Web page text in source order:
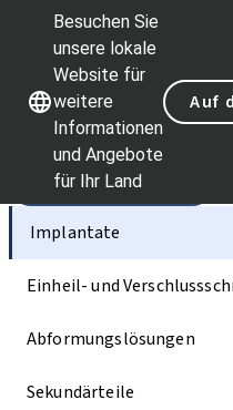
Besuchen Sie
unsere lokale
Website für
weitere
Informationen
und Angebote
für Ihr Land
Auf
Kategorien
Implantate
Einheil- und
Abformungslösungen
Sekundärteile